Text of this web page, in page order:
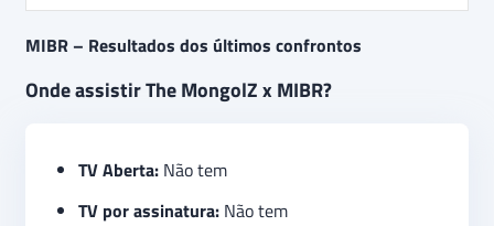
MIBR – Resultados dos últimos confrontos
Onde assistir The MongolZ x MIBR?
TV Aberta: Não tem
TV por assinatura: Não tem